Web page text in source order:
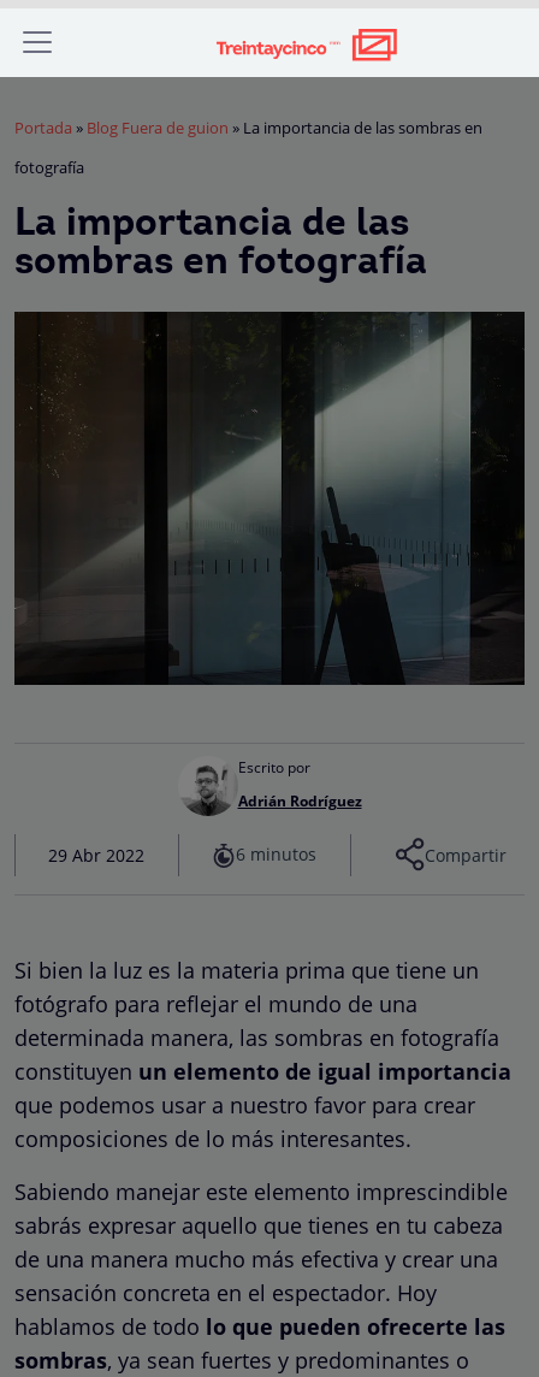
Portada » Blog Fuera de guion » La importancia de las sombras en
fotografía
La importancia de las
sombras en fotografía
Escrito por
Adrián Rodríguez
29 Abr 2022 6 minutos Compartir
Si bien la luz es la materia prima que tiene un
fotógrafo para reflejar el mundo de una
determinada manera, las sombras en fotografía
constituyen un elemento de igual importancia
que podemos usar a nuestro favor para crear
composiciones de lo más interesantes.
Sabiendo manejar este elemento imprescindible
sabrás expresar aquello que tienes en tu cabeza
de una manera mucho más efectiva y crear una
sensación concreta en el espectador. Hoy
hablamos de todo lo que pueden ofrecerte las
sombras, ya sean fuertes y predominantes o